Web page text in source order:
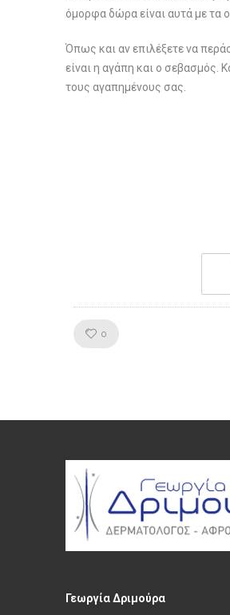
όμορφα δώρα είναι αυτά με τα
Όπως και αν επιλέξετε να
είναι η αγάπη και ο σεβασμός.
τους αγαπημένους σας.
0
Γεωργία Δριμούρα